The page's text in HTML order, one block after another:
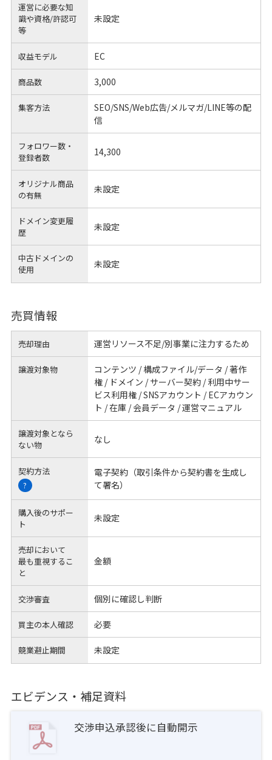
運営に必要な知
識や資格/許認可
等
未設定
収益モデル EC
商品数 3,000
集客方法
SEO/SNS/Web広告/メルマガ/LINE等の配
信
フォロワー数・
登録者数
14,300
オリジナル商品
の有無
未設定
ドメイン変更履
歴
未設定
中古ドメインの
使用
未設定
売買情報
売却理由 運営リソース不足/別事業に注力するため
譲渡対象物
コンテンツ / 構成ファイル/データ / 著作
権 / ドメイン / サーバー契約 / 利用中サー
ビス利用権 / SNSアカウント / ECアカウン
ト / 在庫 / 会員データ / 運営マニュアル
譲渡対象となら
ない物
なし
契約方法
?
電子契約（取引条件から契約書を生成し
て署名）
購入後のサポー
ト
未設定
売却において
最も重視するこ
と
金額
交渉審査 個別に確認し判断
買主の本人確認 必要
競業避止期間 未設定
エビデンス・補足資料
交渉申込承認後に自動開示